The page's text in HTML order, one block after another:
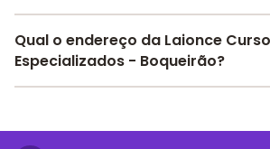
Pesquise bolsas disponíveis no
encontre o melhor desconto para
Qual o endereço da Laionce
Especializados - Boqueirão?
Rua Oliveira Ledo, 115 - Boqueirão -